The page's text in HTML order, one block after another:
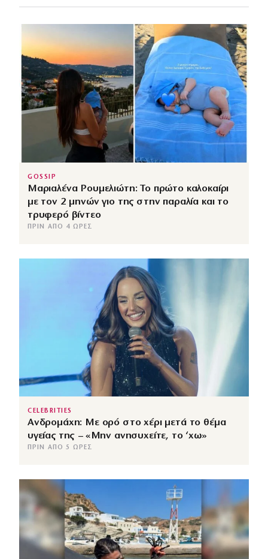
GOSSIP
Μαριαλένα Ρουμελιώτη: Το πρώτο καλοκαίρι
με τον 2 μηνών γιο της στην παραλία και το
τρυφερό βίντεο
ΠΡΙΝ ΑΠΌ 4 ΏΡΕΣ
CELEBRITIES
Ανδρομάχη: Με ορό στο χέρι μετά το θέμα
υγείας της – «Μην ανησυχείτε, το ‘χω»
ΠΡΙΝ ΑΠΌ 5 ΏΡΕΣ